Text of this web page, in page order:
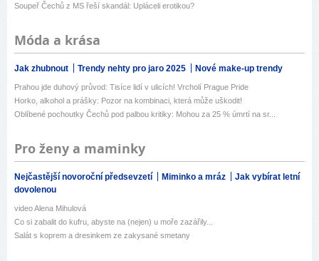
Soupeř Čechů z MS řeší skandál: Upláceli erotikou?
Móda a krása
Jak zhubnout Trendy nehty pro jaro 2025 Nové make-up trendy
Prahou jde duhový průvod: Tisíce lidí v ulicích! Vrcholí Prague Pride
Horko, alkohol a prášky: Pozor na kombinaci, která může uškodit!
Oblíbené pochoutky Čechů pod palbou kritiky: Mohou za 25 % úmrtí na sr...
Pro ženy a maminky
Nejčastější novoroční předsevzetí Miminko a mráz
Jak vybírat letní
dovolenou
video Alena Mihulová
Co si zabalit do kufru, abyste na (nejen) u moře zazářily...
Salát s koprem a dresinkem ze zakysané smetany